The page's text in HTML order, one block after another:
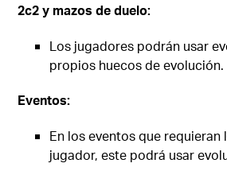
2c2 y mazos de duelo:
Los jugadores podrán usar
propios huecos de evolución.
Eventos:
En los eventos que
jugador, este podrá usar